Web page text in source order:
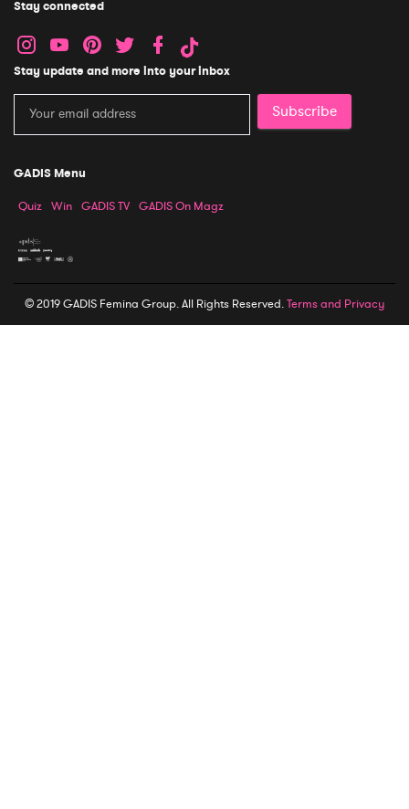
Stay connected
Stay update and more into your inbox
Subscribe
GADIS Menu
Quiz Win GADIS TV GADIS On Magz
© 2019 GADIS Femina Group. All Rights Reserved.Terms and Privacy